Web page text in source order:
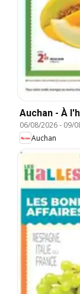
Auchan - À
06/08/2026- 09/
Auchan